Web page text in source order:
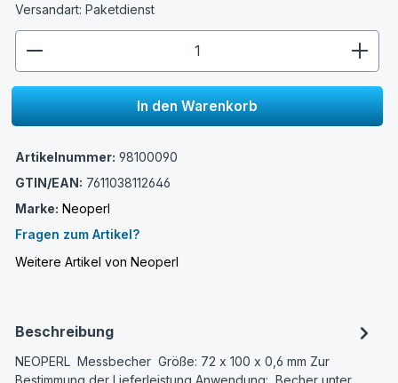
Versandart: Paketdienst
In den Warenkorb
Artikelnummer: 98100090
GTIN/EAN: 7611038112646
Marke: Neoperl
Fragen zum Artikel?
Weitere Artikel von Neoperl
Beschreibung
NEOPERL Messbecher Größe: 72 x 100 x 0,6 mm Zur
Bestimmung der Lieferleistung Anwendung: Becher unter